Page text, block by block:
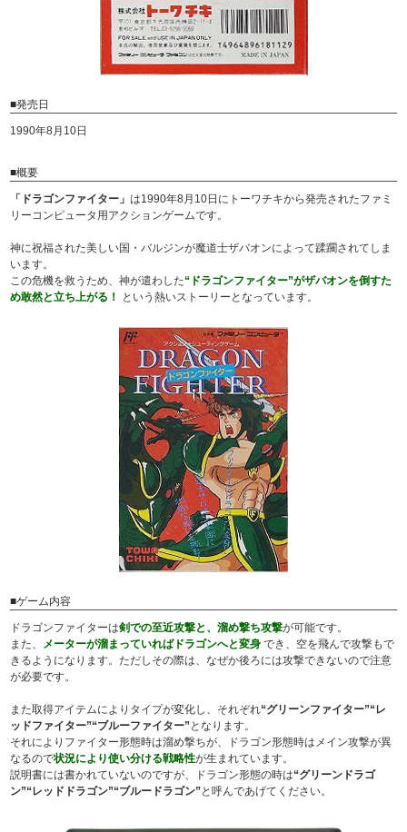
■発売日
1990年8月10日
■概要
「ドラゴンファイター」は1990年8月10日にトーワチキから発売されたファミ
リーコンピュータ用アクションゲームです。
神に祝福された美しい国・バルジンが魔道士ザバオンによって蹂躙されてしま
います。
この危機を救うため、神が遣わした“ドラゴンファイター”がザバオンを倒すた
め敢然と立ち上がる！
という熱いストーリーとなっています。
■ゲーム内容
ドラゴンファイターは剣での至近攻撃と、溜め撃ち攻撃が可能です。
また、
メーターが溜まっていればドラゴンへと変身でき、空を飛んで攻撃もで
きるようになります。ただしその際は、なぜか後ろには攻撃できないので注意
が必要です。
また取得アイテムによりタイプが変化し、それぞれ“グリーンファイター”“レ
ッドファイター”“ブルーファイター” となります。
それによりファイター形態時は溜め撃ちが、ドラゴン形態時はメイン攻撃が異
なるので状況により使い分ける戦略性が生まれています。
説明書には書かれていないのですが、ドラゴン形態の時は“グリーンドラゴ
ン”“レッドドラゴン”“ブルードラゴン” と呼んであげてください。